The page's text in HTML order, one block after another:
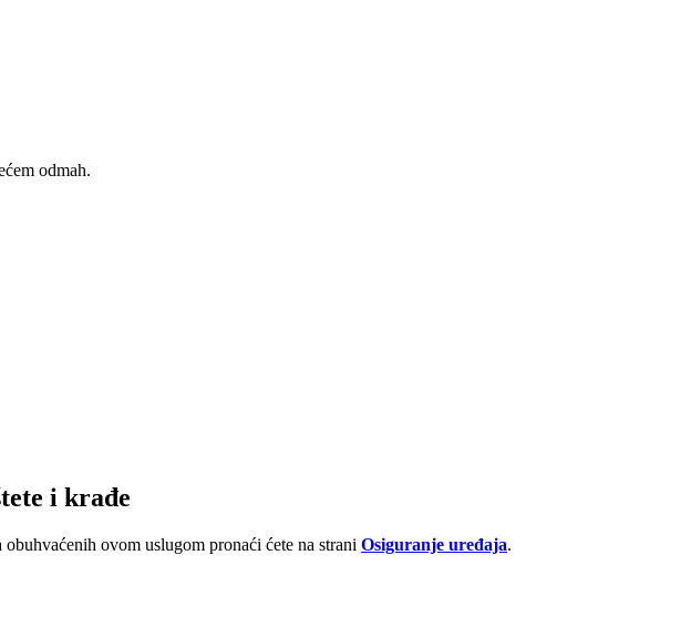
odmah.
i krađe
ovom uslugom pronaći ćete na strani Osiguranje uređaja.